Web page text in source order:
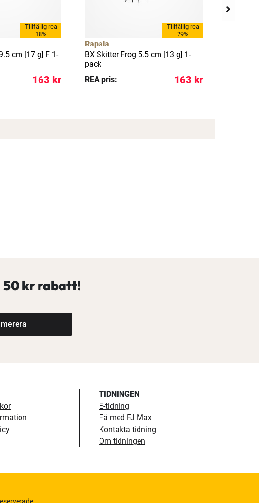
Tillfällig rea
18%
cm [17 g] F 1-
163 kr
Tillfällig rea
29%
Rapala
BX Skitter Frog 5.5 cm [13 g] 1-
pack
REA pris:
163 kr
50 kr rabatt!
TIDNINGEN
E-tidning
Få med FJ Max
Kontakta tidning
Om tidningen